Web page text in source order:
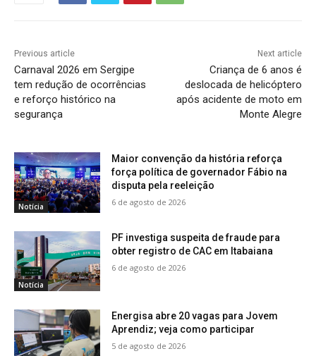
Previous article
Carnaval 2026 em Sergipe
tem redução de ocorrências
e reforço histórico na
segurança
Next article
Criança de 6 anos é
deslocada de helicóptero
após acidente de moto em
Monte Alegre
Notícia
Maior convenção da história reforça
força política de governador Fábio na
disputa pela reeleição
6 de agosto de 2026
Notícia
PF investiga suspeita de fraude para
obter registro de CAC em Itabaiana
6 de agosto de 2026
Energisa abre 20 vagas para Jovem
Aprendiz; veja como participar
5 de agosto de 2026